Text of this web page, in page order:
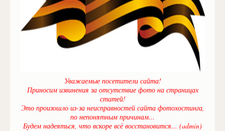
Уважаемые посетители сайта!
Приносим извинения за отсутствие фото на страницах
статей!
Это произошло из-за неисправностей сайта фотохостинга,
по непонятным причинам...
Будем надеяться, что вскоре всё восстановится... (admin)